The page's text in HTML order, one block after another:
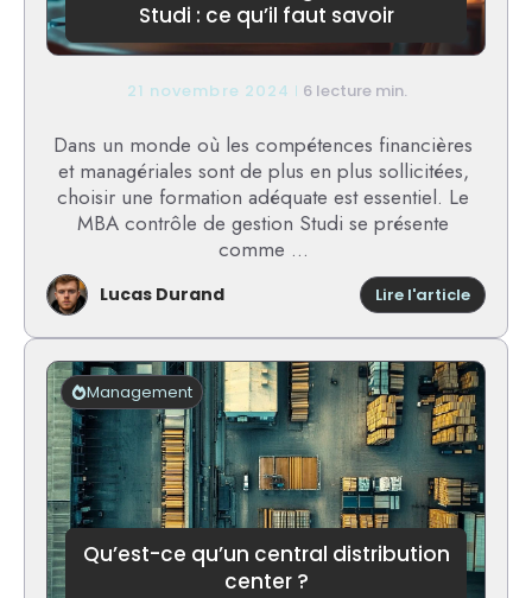
Studi : ce qu’il faut savoir
21 novembre 2024 6 lecture min.
Dans un monde où les compétences financières
et managériales sont de plus en plus sollicitées,
choisir une formation adéquate est essentiel. Le
MBA contrôle de gestion Studi se présente
comme ...
Lucas Durand Lire l'article:
MBA
en
de
gestion
avec
Studi
ce
qu’il
faut
savoir
Qu’est-ce qu’un central distribution
center ?
Management